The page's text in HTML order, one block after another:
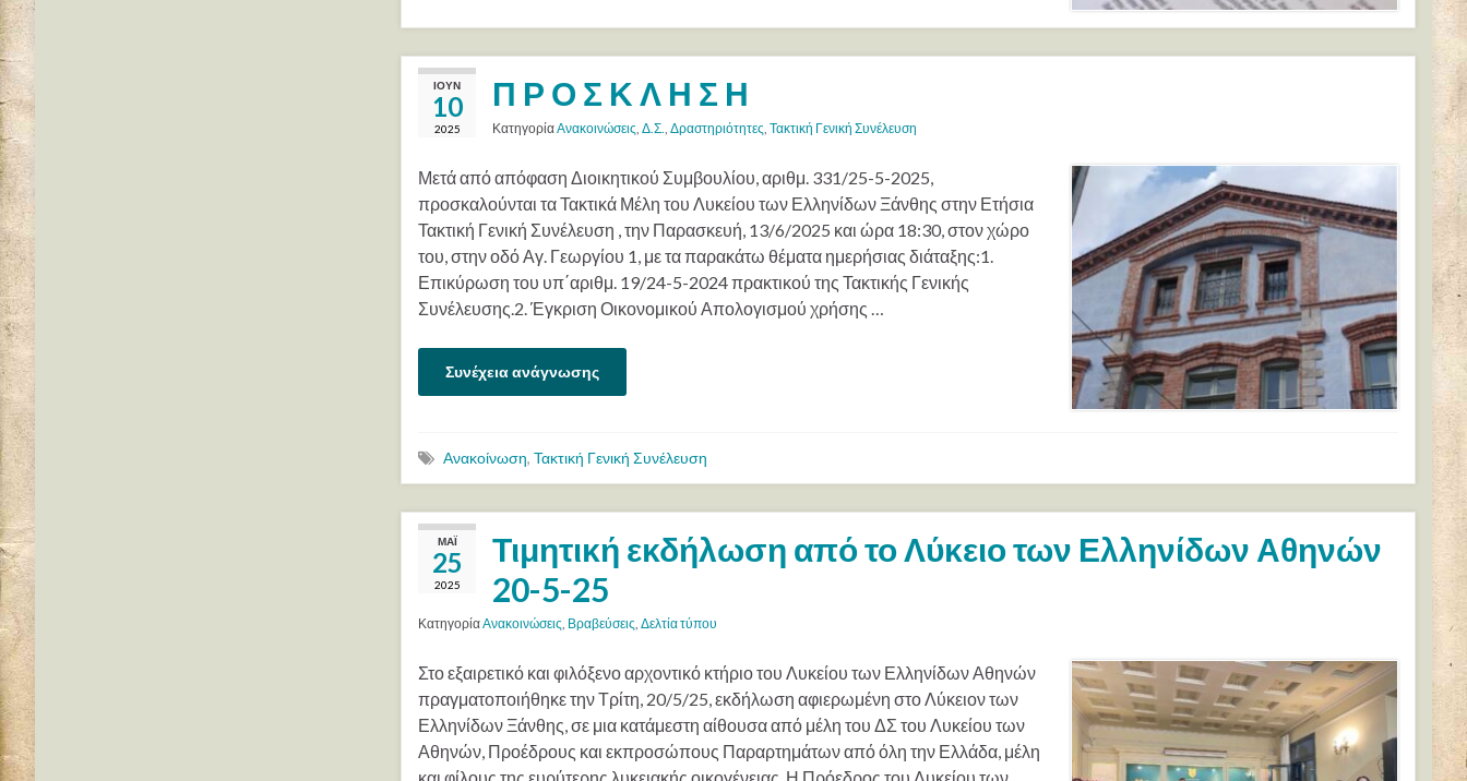
ΙΟΎΝ
10
2025
Π Ρ Ο Σ Κ Λ Η Σ Η
ΚατηγορίαΑνακοινώσεις, Δ.Σ., Δραστηριότητες, Τακτική Γενική Συνέλευση
Μετά από απόφαση Διοικητικού Συμβουλίου, αριθμ. 331/25-5-2025,
προσκαλούνται τα Τακτικά Μέλη του Λυκείου των Ελληνίδων Ξάνθης στην Ετήσια
Τακτική Γενική Συνέλευση , την Παρασκευή, 13/6/2025 και ώρα 18:30, στον χώρο
του, στην οδό Αγ. Γεωργίου 1, με τα παρακάτω θέματα ημερήσιας διάταξης:1.
Επικύρωση του υπ΄αριθμ. 19/24-5-2024 πρακτικού της Τακτικής Γενικής
Συνέλευσης.2. Έγκριση Οικονομικού Απολογισμού χρήσης …
Συνέχεια ανάγνωσης
Ανακοίνωση, Τακτική Γενική Συνέλευση
ΜΆΙ
25
2025
Τιμητική εκδήλωση από το Λύκειο των Ελληνίδων Αθηνών
20-5-25
ΚατηγορίαΑνακοινώσεις Βραβεύσεις Δελτία τύπου
Στο εξαιρετικό και φιλόξενο αρχοντικό κτήριο του Λυκείου των Ελληνίδων Αθηνών
πραγματοποιήθηκε την Τρίτη, 20/5/25, εκδήλωση αφιερωμένη στο Λύκειον των
Ελληνίδων Ξάνθης, σε μια κατάμεστη αίθουσα από μέλη του ΔΣ του Λυκείου των
Αθηνών, Προέδρους και εκπροσώπους Παραρτημάτων από όλη την Ελλάδα, μέλη